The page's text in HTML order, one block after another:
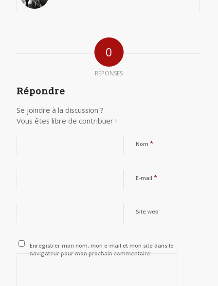
0
RÉPONSES
Répondre
Se joindre à la discussion ?
Vous êtes libre de contribuer !
Nom *
E-mail *
Site web
Enregistrer mon nom, mon e-mail et mon site dans le
navigateur pour mon prochain commentaire.